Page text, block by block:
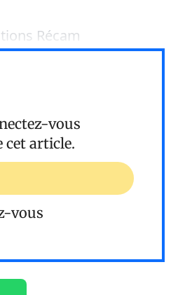
Récam
vous
cet article.
vous